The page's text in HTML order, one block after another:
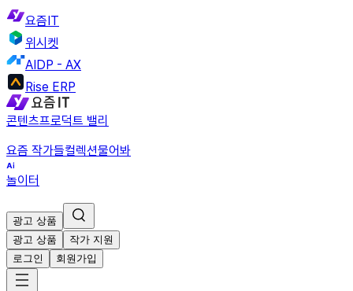
요즘IT
위시켓
AIDP - AX
Rise ERP
콘텐츠프로덕트 밸리
요즘 작가들컬렉션물어봐
놀이터
광고 상품
광고 상품
작가 지원
로그인
회원가입